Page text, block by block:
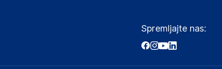
Spremljajte nas: